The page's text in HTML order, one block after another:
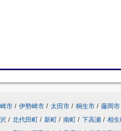
市 / 伊勢崎市 / 太田市 / 桐生市 / 藤岡市
/ 北代田町 / 新町 / 南町 / 下高瀬 / 相